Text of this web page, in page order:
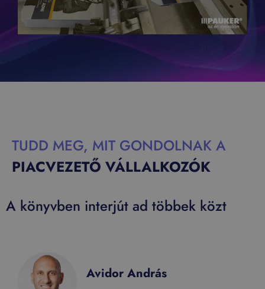
TUDD MEG, MIT GONDOLNAK A
PIACVEZETŐ VÁLLALKOZÓK
A könyvben interjút ad többek közt
Avidor András